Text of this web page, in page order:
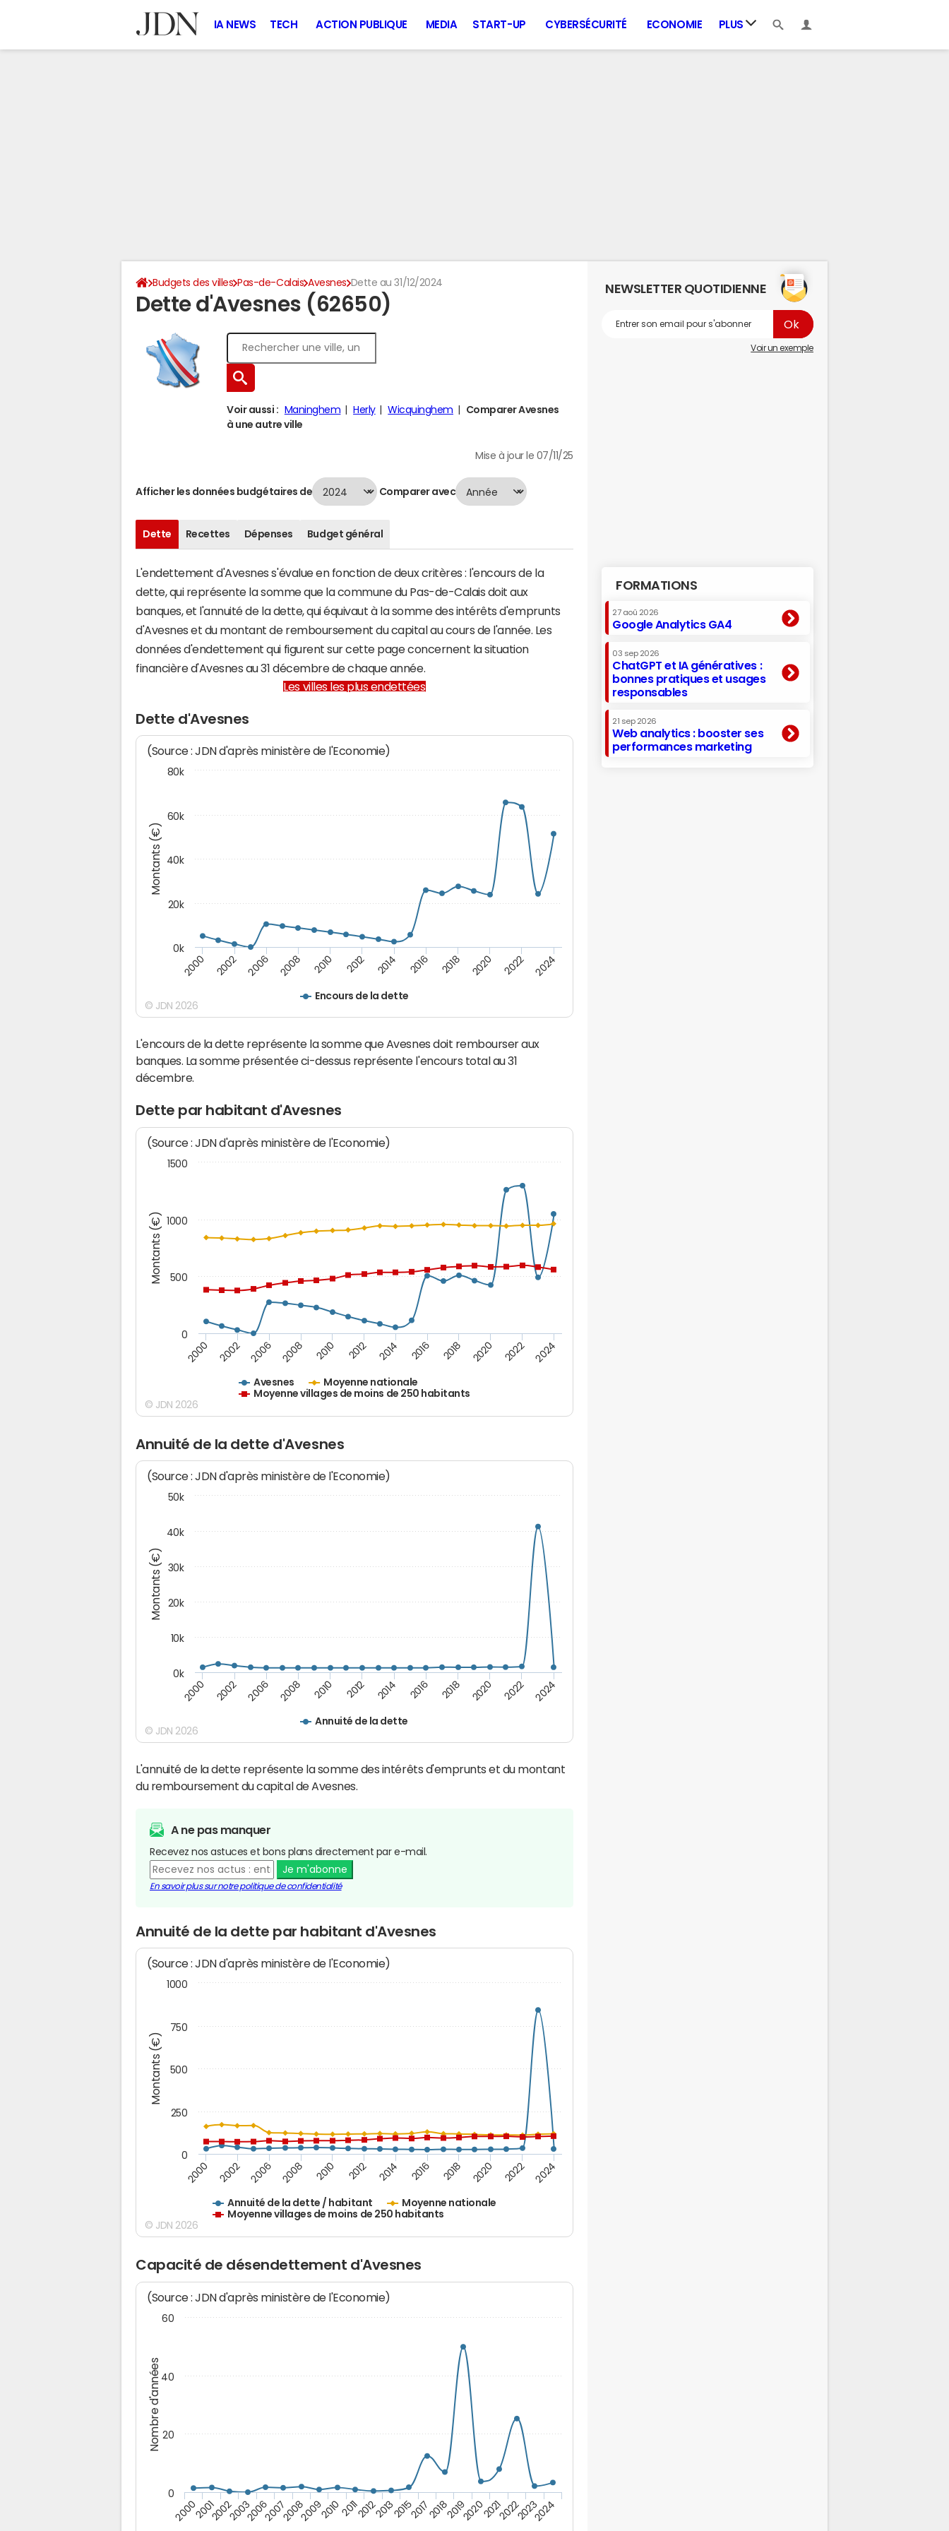
IA NEWS TECH ACTION PUBLIQUE MEDIA START-UP CYBERSÉCURITÉ ECONOMIE PLUS
Budgets des villes Pas-de-Calais Avesnes Dette au 31/12/2024
Dette d'Avesnes (62650)
Voir aussi : Maninghem Herly Wicquinghem
Comparer Avesnes
à une autre ville
Mise à jour le 07/11/25
Afficher les données budgétaires de Comparer avec
Dette Recettes Dépenses Budget général
L'endettement d'Avesnes s'évalue en fonction de deux critères : l'encours de la
dette, qui représente la somme que la commune du Pas-de-Calais doit aux
banques, et l'annuité de la dette, qui équivaut à la somme des intérêts d'emprunts
d'Avesnes et du montant de remboursement du capital au cours de l'année. Les
données d'endettement qui figurent sur cette page concernent la situation
financière d'Avesnes au 31 décembre de chaque année.
Les villes les plus endettées
Dette d'Avesnes
Montants (€)
(Source : JDN d'après ministère de l'Economie)
Encours de la dette
2000 2002 2006 2008 2010 2012 2014 2016 2018 2020 2022 2024
0k
20k
40k
60k
80k
© JDN 2026
L'encours de la dette représente la somme que Avesnes doit rembourser aux
banques. La somme présentée ci-dessus représente l'encours total au 31
décembre.
Dette par habitant d'Avesnes
Montants (€)
(Source : JDN d'après ministère de l'Economie)
Avesnes
Moyenne nationale
Moyenne villages de moins de 250 habitants
2000 2002 2006 2008 2010 2012 2014 2016 2018 2020 2022 2024
0
500
1000
1500
© JDN 2026
Annuité de la dette d'Avesnes
Montants (€)
(Source : JDN d'après ministère de l'Economie)
Annuité de la dette
2000 2002 2006 2008 2010 2012 2014 2016 2018 2020 2022 2024
0k
10k
20k
30k
40k
50k
© JDN 2026
L'annuité de la dette représente la somme des intérêts d'emprunts et du montant
du remboursement du capital de Avesnes.
A ne pas manquer
Recevez nos astuces et bons plans directement par e-mail.
Je m'abonne
En savoir plus sur notre politique de confidentialité
Annuité de la dette par habitant d'Avesnes
Montants (€)
(Source : JDN d'après ministère de l'Economie)
Annuité de la dette / habitant
Moyenne nationale
Moyenne villages de moins de 250 habitants
2000 2002 2006 2008 2010 2012 2014 2016 2018 2020 2022 2024
0
250
500
750
1000
© JDN 2026
Capacité de désendettement d'Avesnes
Nombre d'années
(Source : JDN d'après ministère de l'Economie)
200020012002200320062007200820092010201120122013201520172018201920202021202220232024
0
20
40
60
NEWSLETTER QUOTIDIENNE
Voir un exemple
FORMATIONS
27 aoû 2026
Google Analytics GA4
03 sep 2026
ChatGPT et IA génératives :
bonnes pratiques et usages
responsables
21 sep 2026
Web analytics : booster ses
performances marketing